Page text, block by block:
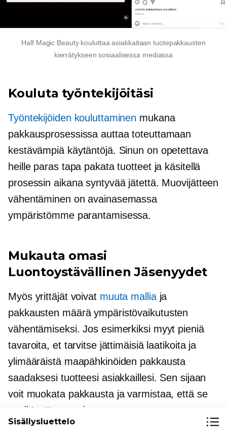
Half Magic Beauty kouluttaa asiakkaitaan tuotepakkausten
kierrätykseen sosiaalisessa mediassa
Kouluta työntekijöitäsi
Työntekijöiden kouluttaminen mukana
pakkausprosessissa auttaa toteuttamaan
kestävämpiä käytäntöjä. Sinun on opetettava
heille paras tapa pakata tuotteet ja käsitellä
prosessin aikana syntyvää jätettä. Muovijätteen
vähentäminen on avainasemassa
ympäristömme parantamisessa.
Mukauta omasi
Luontoystävällinen Jäsenyydet
Myös yrittäjät voivat muuta malliaja
pakkausten määrä ympäristövaikutusten
vähentämiseksi. Jos esimerkiksi myyt pieniä
tavaroita, et tarvitse jättimäisiä laatikoita ja
ylimääräistä maapähkinöiden pakkausta
saadaksesi tuotteesi asiakkaillesi. Sen sijaan
voit muokata pakkausta ja varmistaa, että se
sopii tuotteeseesi.
Sisällysluettelo